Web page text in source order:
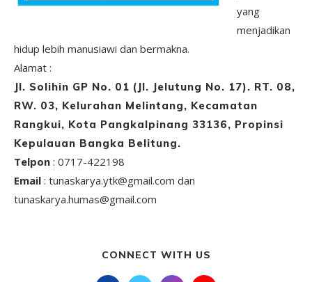
yang
menjadikan
hidup lebih manusiawi dan bermakna.
Alamat :
Jl. Solihin GP No. 01 (Jl. Jelutung No. 17). RT. 08,
RW. 03, Kelurahan Melintang, Kecamatan
Rangkui, Kota Pangkalpinang 33136, Propinsi
Kepulauan Bangka Belitung.
Telpon : 0717-422198
Email : tunaskarya.ytk@gmail.com dan
tunaskarya.humas@gmail.com
CONNECT WITH US